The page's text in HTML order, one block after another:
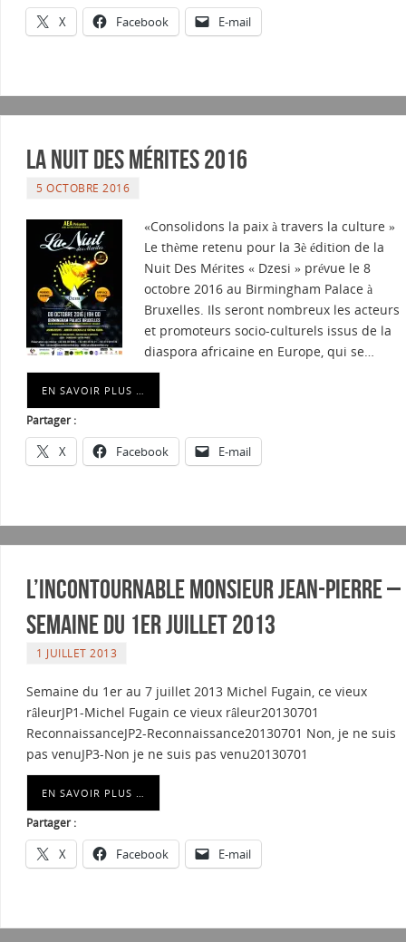
X Facebook E-mail
La nuit des mérites 2016
5 OCTOBRE 2016
«Consolidons la paix à travers la culture »
Le thème retenu pour la 3è édition de la
Nuit Des Mérites « Dzesi » prévue le 8
octobre 2016 au Birmingham Palace à
Bruxelles. Ils seront nombreux les acteurs
et promoteurs socio-culturels issus de la
diaspora africaine en Europe, qui se…
EN SAVOIR PLUS …
Partager :
X Facebook E-mail
L’incontournable Monsieur Jean-Pierre –
Semaine du 1er juillet 2013
1 JUILLET 2013
Semaine du 1er au 7 juillet 2013 Michel Fugain, ce vieux
râleurJP1-Michel Fugain ce vieux râleur20130701
ReconnaissanceJP2-Reconnaissance20130701 Non, je ne suis
pas venuJP3-Non je ne suis pas venu20130701
EN SAVOIR PLUS …
Partager :
X Facebook E-mail